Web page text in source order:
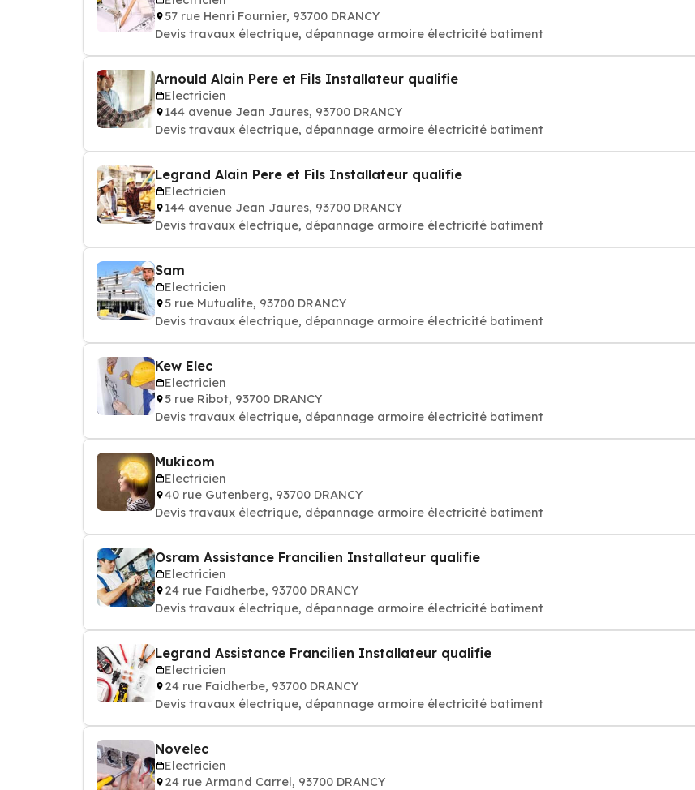
57 rue Henri Fournier, 93700 DRANCY
Devis travaux électrique, dépannage armoire électricité batiment
Arnould Alain Pere et Fils Installateur qualifie
Electricien
144 avenue Jean Jaures, 93700 DRANCY
Devis travaux électrique, dépannage armoire électricité batiment
Legrand Alain Pere et Fils Installateur qualifie
Electricien
144 avenue Jean Jaures, 93700 DRANCY
Devis travaux électrique, dépannage armoire électricité batiment
Sam
Electricien
5 rue Mutualite, 93700 DRANCY
Devis travaux électrique, dépannage armoire électricité batiment
Kew Elec
Electricien
5 rue Ribot, 93700 DRANCY
Devis travaux électrique, dépannage armoire électricité batiment
Mukicom
Electricien
40 rue Gutenberg, 93700 DRANCY
Devis travaux électrique, dépannage armoire électricité batiment
Osram Assistance Francilien Installateur qualifie
Electricien
24 rue Faidherbe, 93700 DRANCY
Devis travaux électrique, dépannage armoire électricité batiment
Legrand Assistance Francilien Installateur qualifie
Electricien
24 rue Faidherbe, 93700 DRANCY
Devis travaux électrique, dépannage armoire électricité batiment
Novelec
Electricien
24 rue Armand Carrel, 93700 DRANCY